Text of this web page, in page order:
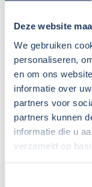
Deze website
We gebruiken
personaliseren,
en om ons
informatie over
partners voor
partners kunnen
informatie die u
verzameld op
Huisdieren:
Voor meer
Wisseldag:
Standaard
Standaard
Plaatsnaam:
Parkeren